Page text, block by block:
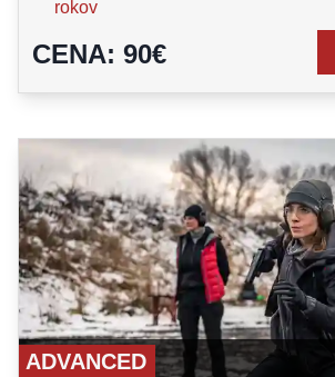
rokov
CENA: 90€
ADVANCED